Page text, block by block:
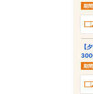
期
【
期